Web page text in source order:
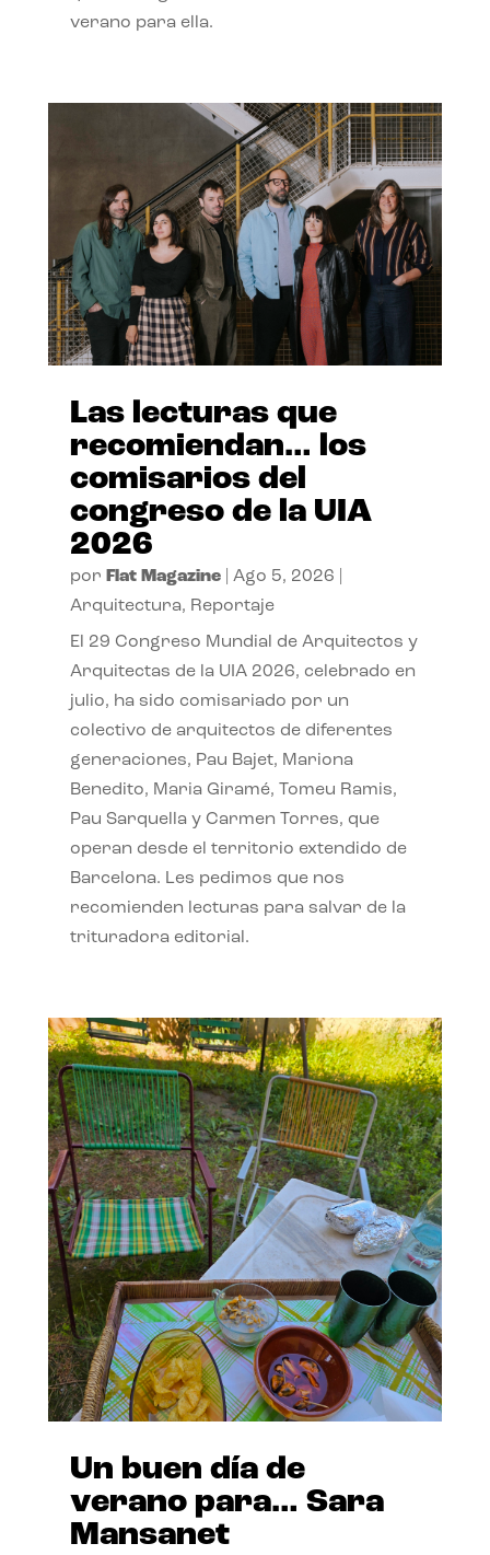
verano para ella.
Las lecturas que
recomiendan… los
comisarios del
congreso de la UIA
2026
por Flat Magazine| Ago 5, 2026
Arquitectura, Reportaje
El 29 Congreso Mundial de Arquitectos y
Arquitectas de la UIA 2026, celebrado en
julio, ha sido comisariado por un
colectivo de arquitectos de diferentes
generaciones, Pau Bajet, Mariona
Benedito, Maria Giramé, Tomeu Ramis,
Pau Sarquella y Carmen Torres, que
operan desde el territorio extendido de
Barcelona. Les pedimos que nos
recomienden lecturas para salvar de la
trituradora editorial.
Un buen día de
verano para… Sara
Mansanet